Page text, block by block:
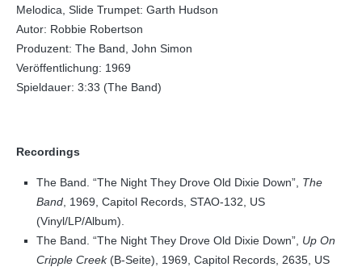
Melodica, Slide Trumpet: Garth Hudson
Autor: Robbie Robertson
Produzent: The Band, John Simon
Veröffentlichung: 1969
Spieldauer: 3:33 (The Band)
Recordings
The Band. “The Night They Drove Old Dixie Down”, The
Band , 1969, Capitol Records, STAO-132, US
(Vinyl/LP/Album).
The Band. “The Night They Drove Old Dixie Down”, Up On
Cripple Creek(B-Seite), 1969, Capitol Records, 2635, US